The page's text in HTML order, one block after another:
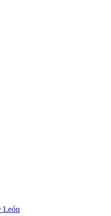
León